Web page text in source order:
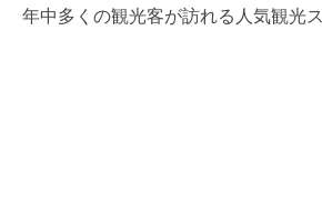
年中多くの観光客が訪れる人気観光ス